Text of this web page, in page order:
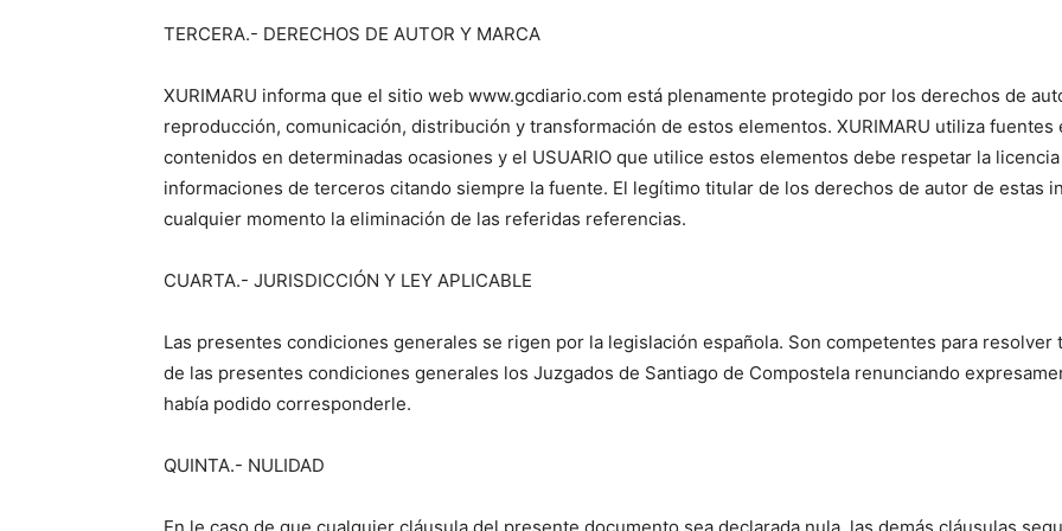
TERCERA.- DERECHOS DE AUTOR Y MARCA
XURIMARU informa que el sitio web www.gcdiario.com está plenamente protegido por los derechos de
reproducción, comunicación, distribución y transformación de estos elementos. XURIMARU utiliza
contenidos en determinadas ocasiones y el USUARIO que utilice estos elementos debe respetar la
informaciones de terceros citando siempre la fuente. El legítimo titular de los derechos de autor de estas
cualquier momento la eliminación de las referidas referencias.
CUARTA.- JURISDICCIÓN Y LEY APLICABLE
Las presentes condiciones generales se rigen por la legislación española. Son competentes para
de las presentes condiciones generales los Juzgados de Santiago de Compostela renunciando
había podido corresponderle.
QUINTA.- NULIDAD